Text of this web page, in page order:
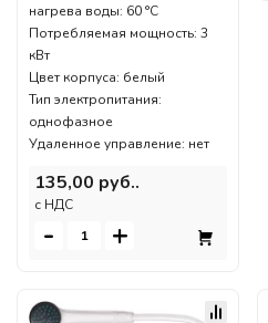
нагрева воды: 60 °С
Потребляемая мощность: 3
кВт
Цвет корпуса: белый
Тип электропитания:
однофазное
Удаленное управление: нет
135,00 руб..
c НДС
- +